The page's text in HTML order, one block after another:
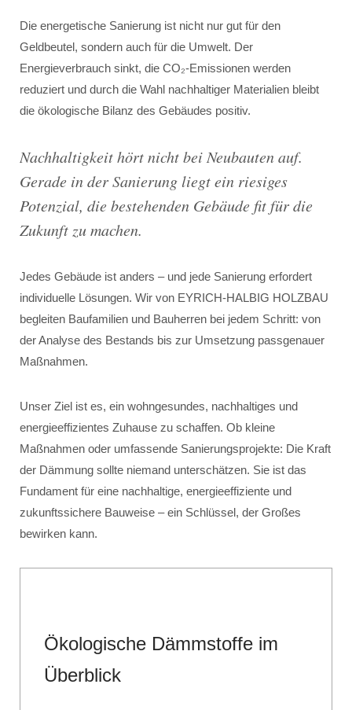
Die energetische Sanierung ist nicht nur gut für den
Geldbeutel, sondern auch für die Umwelt. Der
Energieverbrauch sinkt, die CO₂-Emissionen werden
reduziert und durch die Wahl nachhaltiger Materialien bleibt
die ökologische Bilanz des Gebäudes positiv.
Nachhaltigkeit hört nicht bei Neubauten auf.
Gerade in der Sanierung liegt ein riesiges
Potenzial, die bestehenden Gebäude fit für die
Zukunft zu machen.
Jedes Gebäude ist anders – und jede Sanierung erfordert
individuelle Lösungen. Wir von EYRICH-HALBIG HOLZBAU
begleiten Baufamilien und Bauherren bei jedem Schritt: von
der Analyse des Bestands bis zur Umsetzung passgenauer
Maßnahmen.
Unser Ziel ist es, ein wohngesundes, nachhaltiges und
energieeffizientes Zuhause zu schaffen. Ob kleine
Maßnahmen oder umfassende Sanierungsprojekte: Die Kraft
der Dämmung sollte niemand unterschätzen. Sie ist das
Fundament für eine nachhaltige, energieeffiziente und
zukunftssichere Bauweise – ein Schlüssel, der Großes
bewirken kann.
Ökologische Dämmstoffe im
Überblick